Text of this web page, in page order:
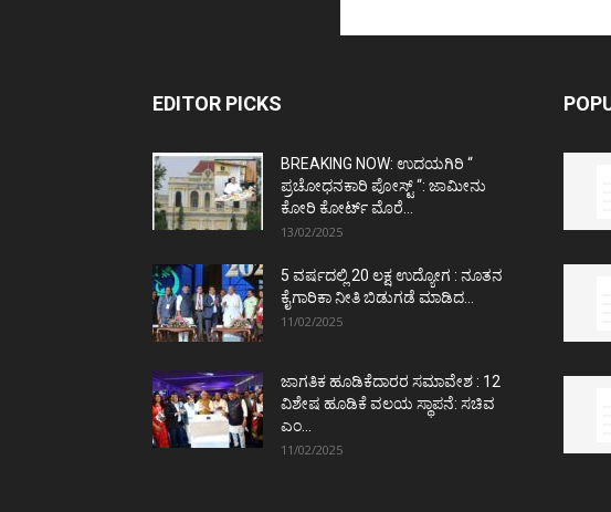
EDITOR PICKS
BREAKING NOW: ಉದಯಗಿರಿ “
ಪ್ರಚೋಧನಕಾರಿ ಪೋಸ್ಟ್‌ “: ಜಾಮೀನು
ಕೋರಿ ಕೋರ್ಟ್‌ ಮೊರೆ...
13/02/2025
5 ವರ್ಷದಲ್ಲಿ 20 ಲಕ್ಷ ಉದ್ಯೋಗ : ನೂತನ
ಕೈಗಾರಿಕಾ ನೀತಿ ಬಿಡುಗಡೆ ಮಾಡಿದ...
11/02/2025
ಜಾಗತಿಕ ಹೂಡಿಕೆದಾರರ ಸಮಾವೇಶ : 12
ವಿಶೇಷ ಹೂಡಿಕೆ ವಲಯ ಸ್ಥಾಪನೆ: ಸಚಿವ
ಎಂ...
11/02/2025